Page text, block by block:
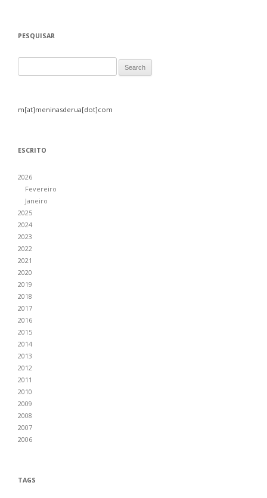
PESQUISAR
m[at]meninasderua[dot]com
ESCRITO
2026
Fevereiro
Janeiro
2025
2024
2023
2022
2021
2020
2019
2018
2017
2016
2015
2014
2013
2012
2011
2010
2009
2008
2007
2006
TAGS